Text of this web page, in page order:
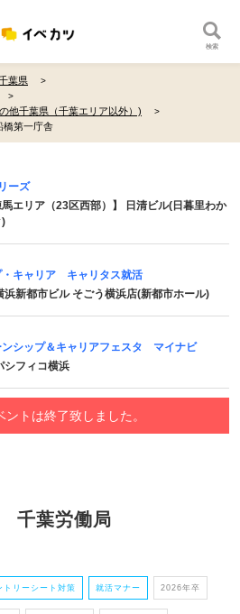
検索
葉県
他千葉県（千葉エリア以外）)
橋第一庁舎
ーズ
馬エリア（23区西部）】 日清ビル(日暮里わか
)
・キャリア キャリタス就活
浜新都市ビル そごう横浜店(新都市ホール)
ンシップ＆キャリアフェスタ マイナビ
シフィコ横浜
ントは終了致しました。
千葉労働局
トリーシート対策 就活マナー 2026年卒